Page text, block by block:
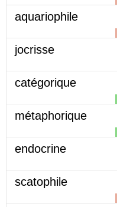
aquariophile
jocrisse
catégorique
métaphorique
endocrine
scatophile